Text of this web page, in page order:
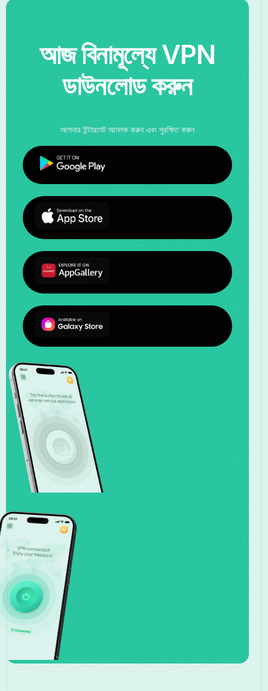
আজ বিনামূল্যে VPN
ডাউনলোড করুন
আপনার ইন্টারনেট আনলক করুন এবং সুরক্ষিত করুন